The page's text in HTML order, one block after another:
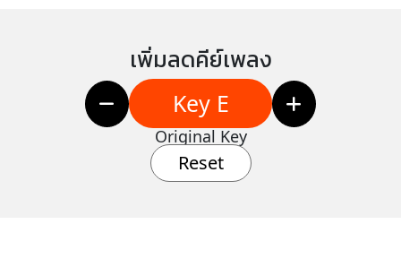
เพิ่มลดคีย์เพลง
Key E
Original Key
Reset